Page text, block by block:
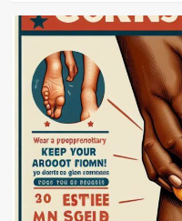
about
Top
Fapte
Uimitoare
Despre
Boala
Addison